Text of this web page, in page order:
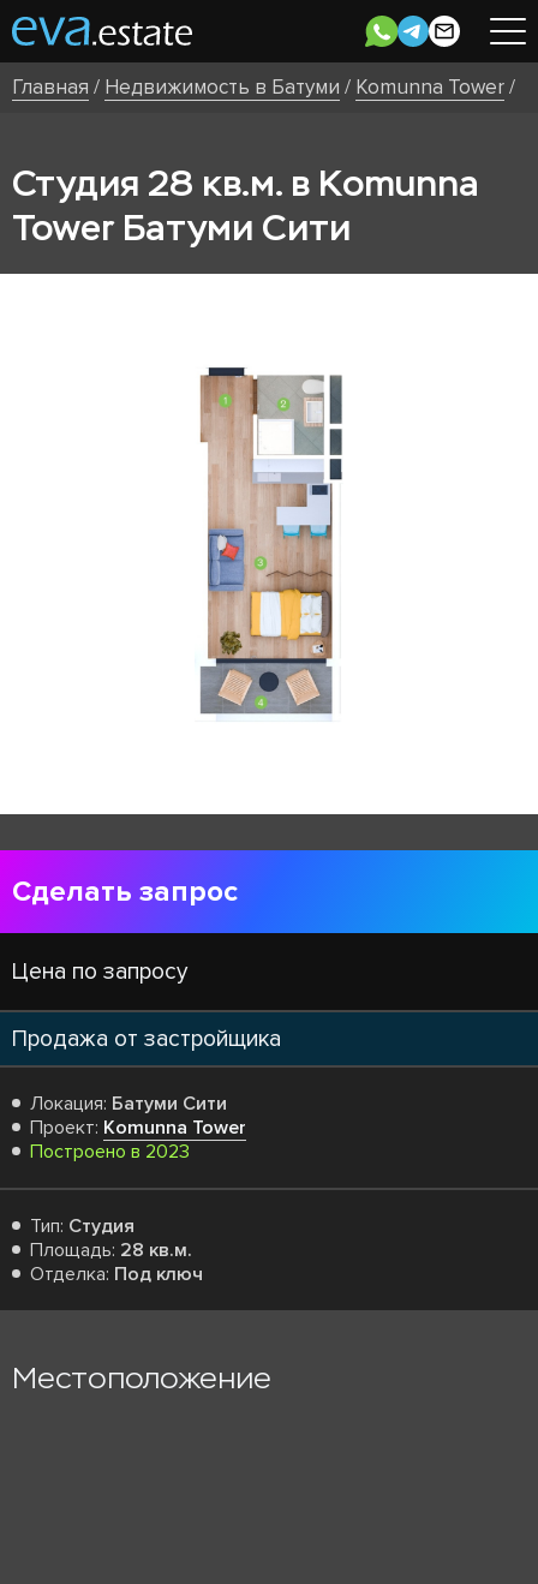
Главная / Недвижимость в Батуми / Komunna Tower/
Студия 28 кв.м. в Komunna
Tower Батуми Сити
Сделать запрос
Цена по запросу
Продажа от застройщика
Локация: Батуми Сити
Проект: Komunna Tower
Построено в 2023
Тип: Студия
Площадь: 28 кв.м.
Отделка: Под ключ
Местоположение